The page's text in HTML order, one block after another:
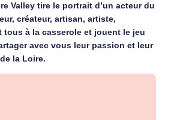
Valley tire le portrait d’un acteur du
créateur, artisan, artiste,
à la casserole et jouent le jeu
avec vous leur passion et leur
la Loire.